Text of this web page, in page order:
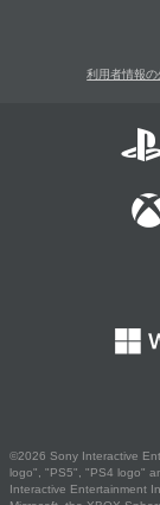
利用者情報
©2026 Sony Interactive
logo", "PS5", "PS4 logo"
Interactive Entertainment